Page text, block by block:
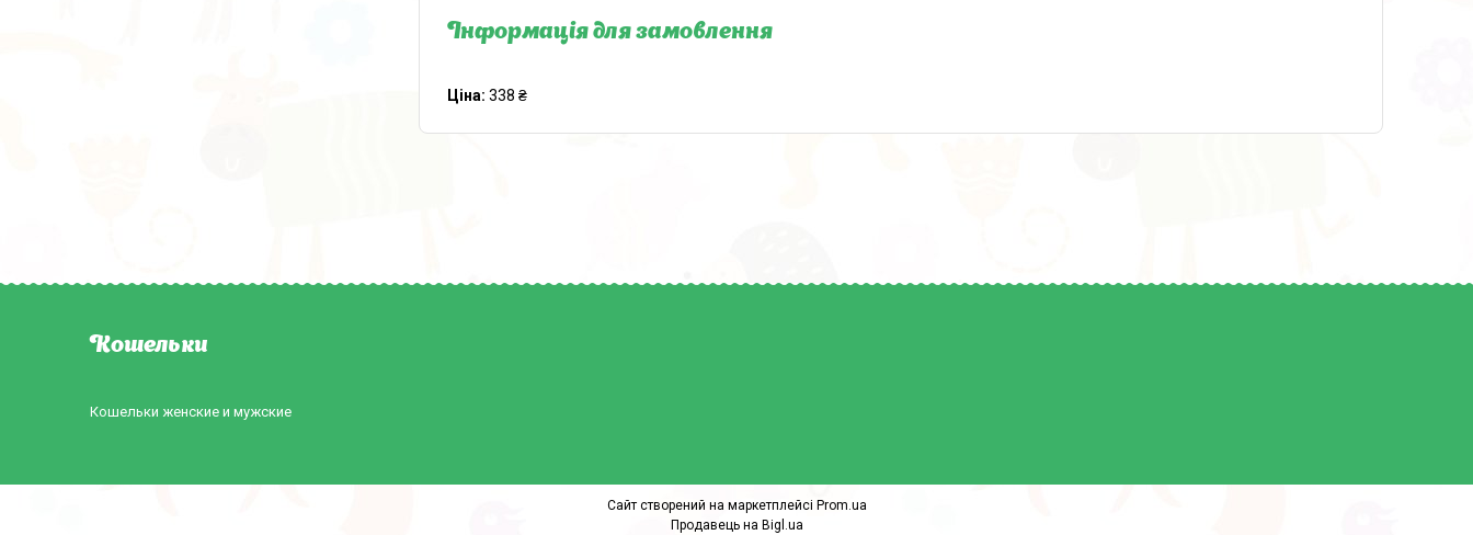
Інформація для замовлення
Ціна: 338 ₴
Кошельки
Кошельки женские и мужские
Сайт створений на маркетплейсі Prom.ua
Продавець на Bigl.ua